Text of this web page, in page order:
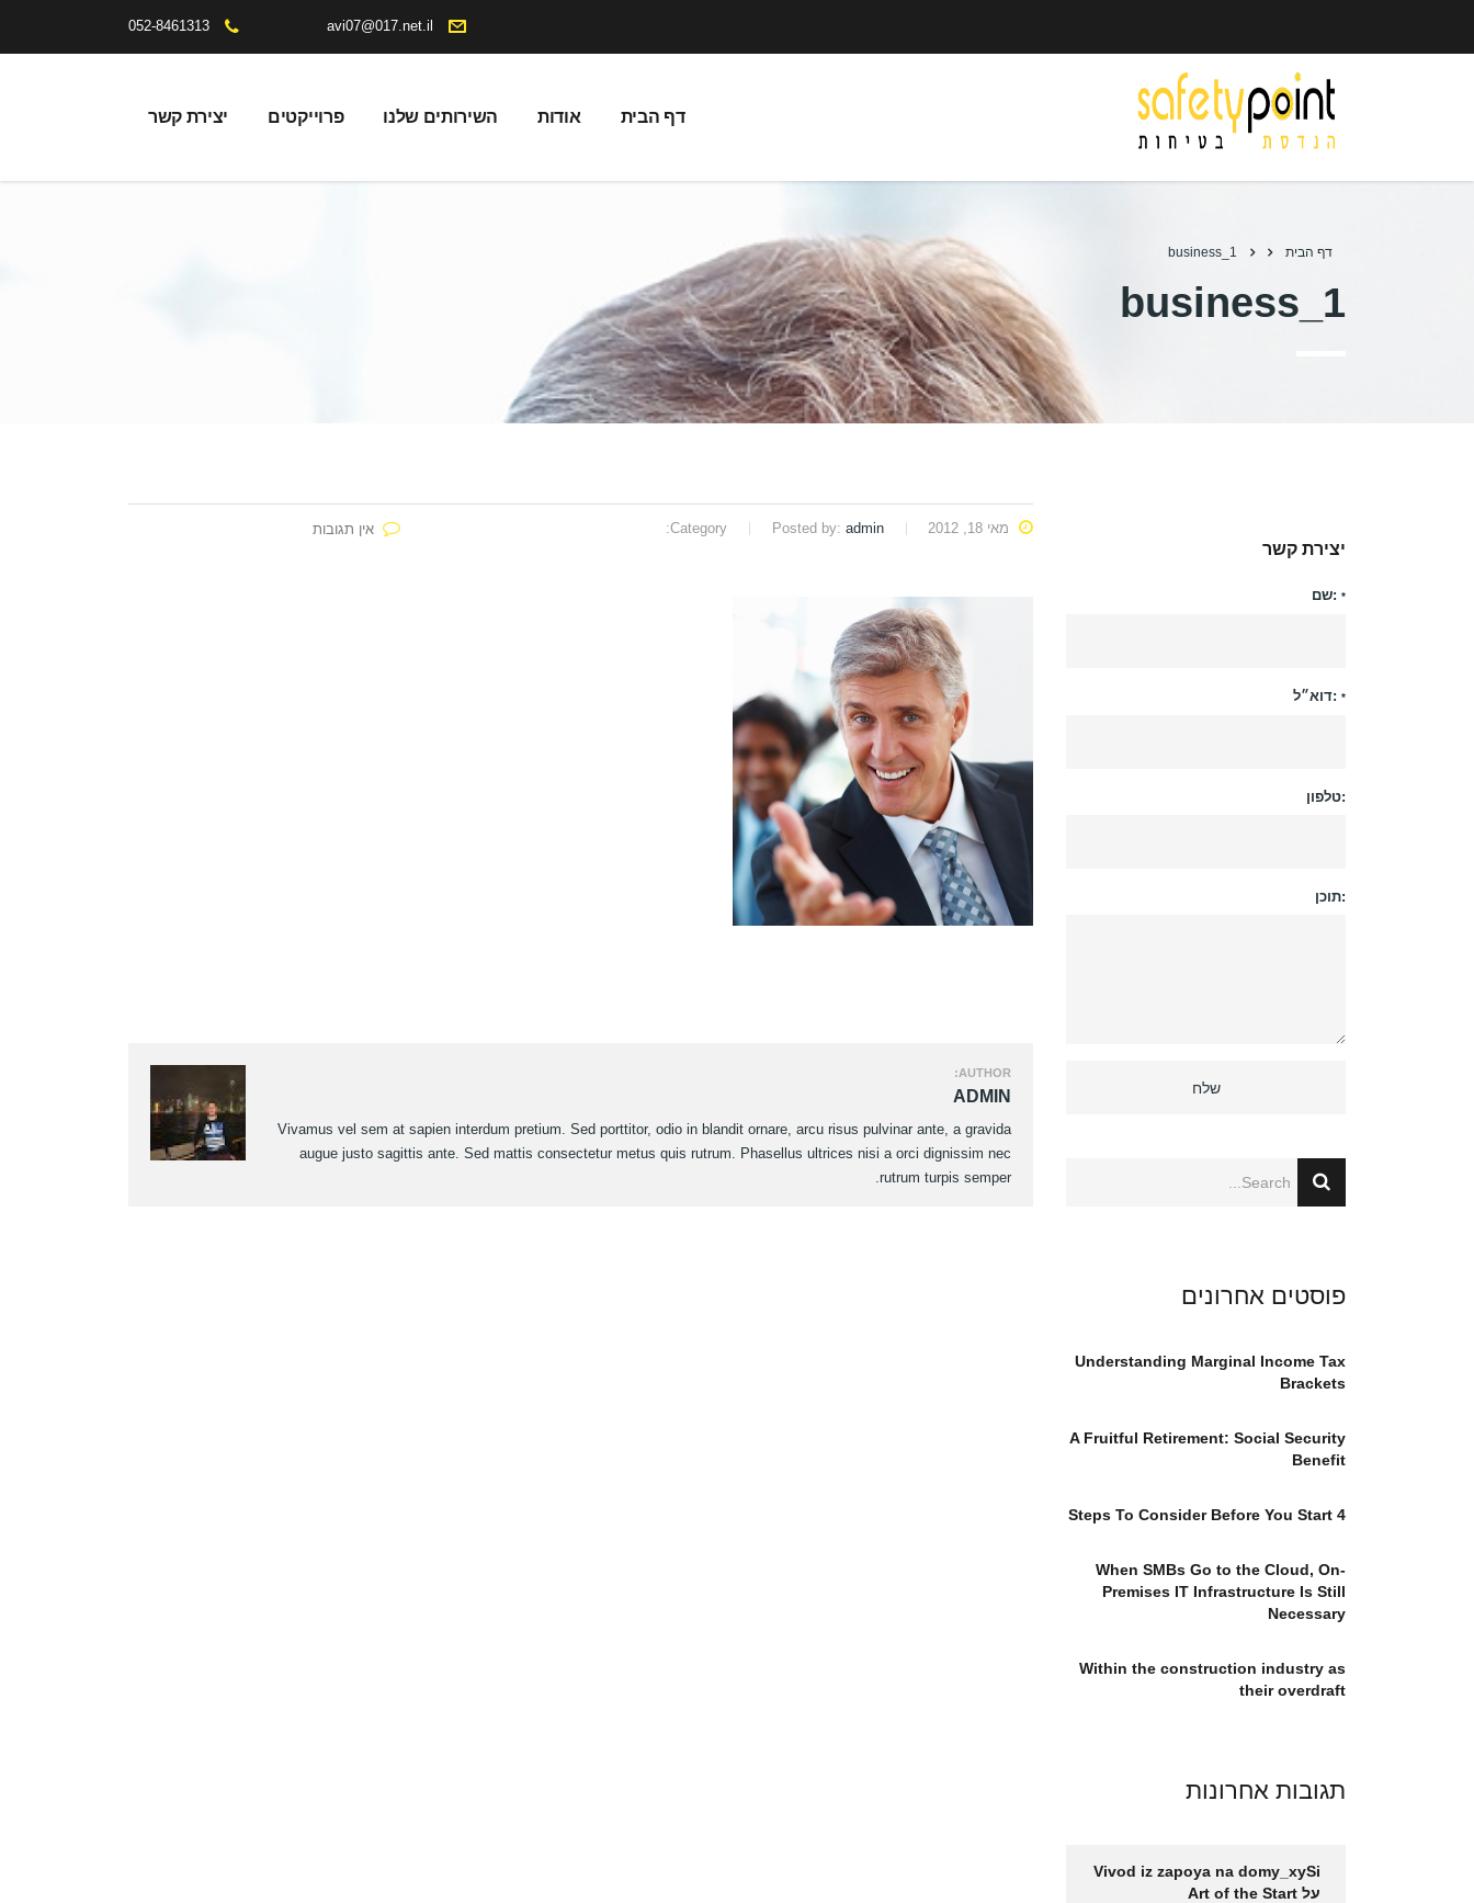
052-8461313 avi07@017.net.il
דף הבית אודות השירותים שלנו פרוייקטים יצירת קשר
דף הבית business_1
business_1
מאי 18, 2012 Posted by: admin
Category: אין תגובות
AUTHOR:
ADMIN
Vivamus vel sem at sapien interdum pretium. Sed porttitor, odio in blandit ornare, arcu risus pulvinar ante, a gravida
augue justo sagittis ante. Sed mattis consectetur metus quis rutrum. Phasellus ultrices nisi a orci dignissim nec
rutrum turpis semper.
יצירת קשר
שם: *
דוא״ל: *
טלפון:
תוכן:
פוסטים אחרונים
Understanding Marginal Income Tax
Brackets
A Fruitful Retirement: Social Security
Benefit
4 Steps To Consider Before You Start
When SMBs Go to the Cloud, On-
Premises IT Infrastructure Is Still
Necessary
Within the construction industry as
their overdraft
תגובות אחרונות
Vivod iz zapoya na domy_xySi
על Art of the Start